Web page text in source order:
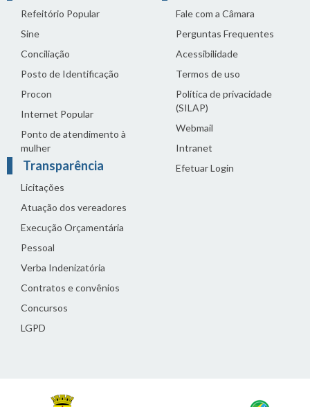
Refeitório Popular
Sine
Conciliação
Posto de Identificação
Procon
Internet Popular
Ponto de atendimento à
mulher
Transparência
Licitações
Atuação dos vereadores
Execução Orçamentária
Pessoal
Verba Indenizatória
Contratos e convênios
Concursos
LGPD
Fale com a Câmara
Perguntas Frequentes
Acessibilidade
Termos de uso
Política de privacidade
(SILAP)
Webmail
Intranet
Efetuar Login